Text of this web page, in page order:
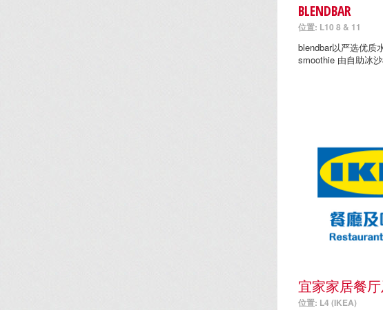
BLENDBAR
位置: L10 8 & 11
blendbar以严选优质
smoothie 由自助冰沙
宜家家居餐
位置: L4 (IKEA)